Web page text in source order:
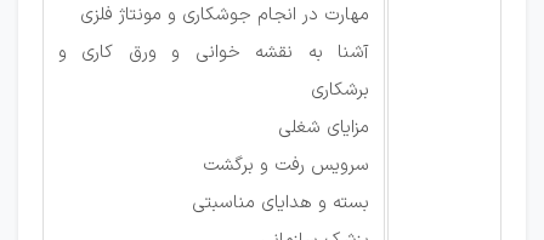
مهارت در انجام جوشکاری و مونتاژ فلزی
آشنا به نقشه خوانی و ورق کاری و
برشکاری
مزایای شغلی
سرویس رفت و برگشت
بسته و هدایای مناسبتی